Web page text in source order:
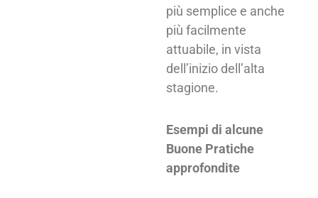
più semplice e anche
più facilmente
attuabile, in vista
dell’inizio dell’alta
stagione.
Esempi di alcune
Buone Pratiche
approfondite